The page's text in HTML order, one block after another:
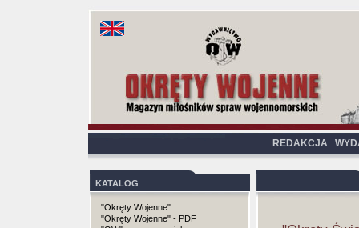
REDAKCJA
KATALOG
"Okręty Wojenne"
"Okręty Wojenne" - PDF